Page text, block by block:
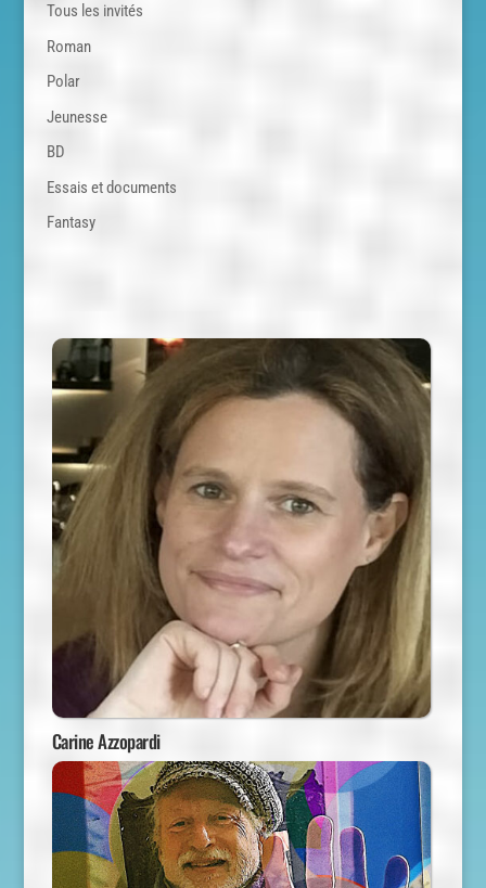
Tous les invités
Roman
Polar
Jeunesse
BD
Essais et documents
Fantasy
Carine Azzopardi